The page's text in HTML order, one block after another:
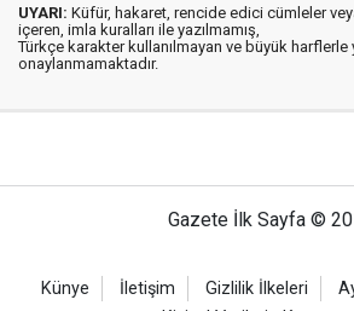
UYARI: Küfür, hakaret, rencide edici cümleler
içeren, imla kuralları ile yazılmamış,
Türkçe karakter kullanılmayan ve büyük harflerle
onaylanmamaktadır.
Gazete İlk Sayfa ©
Künye İletişim Gizlilik İlkeleri